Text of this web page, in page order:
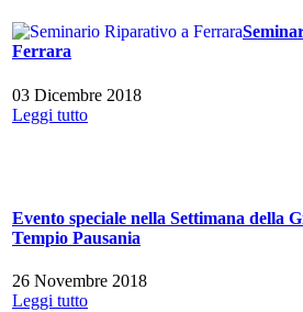
Ferrara
03 Dicembre 2018
Leggi tutto
Evento speciale nella Settimana della
Tempio Pausania
26 Novembre 2018
Leggi tutto